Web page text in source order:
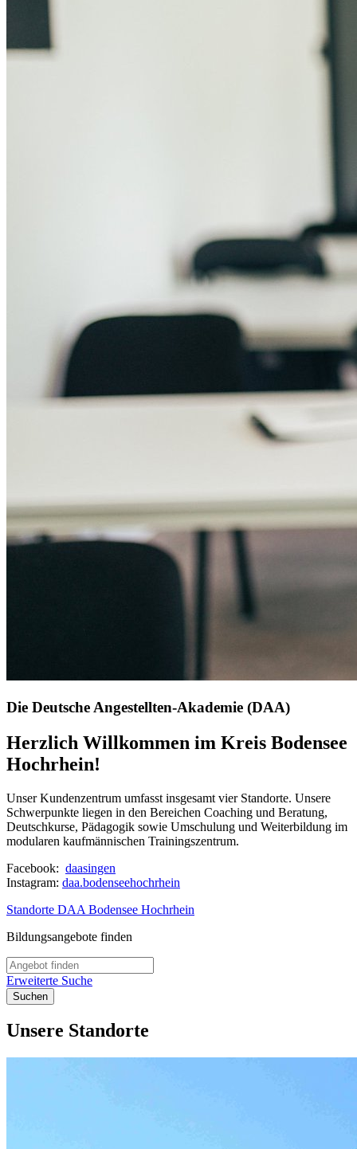
Die Deutsche Angestellten-Akademie (DAA)
Herzlich Willkommen im Kreis Bodensee
Hochrhein!
Unser Kundenzentrum umfasst insgesamt vier Standorte. Unsere
Schwerpunkte liegen in den Bereichen Coaching und Beratung,
Deutschkurse, Pädagogik sowie Umschulung und Weiterbildung im
modularen kaufmännischen Trainingszentrum.
Facebook: daasingen
Instagram: daa.bodenseehochrhein
Standorte DAA Bodensee Hochrhein
Bildungsangebote finden
Erweiterte Suche
Suchen
Unsere Standorte